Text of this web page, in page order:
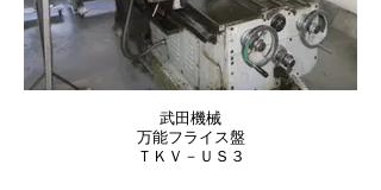
武田機械
万能フライス盤
ＴＫＶ－ＵＳ３